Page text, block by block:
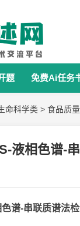
题 免费Ai任务
命科学类 > 食品质
液相色谱-
谱-串联质谱法检